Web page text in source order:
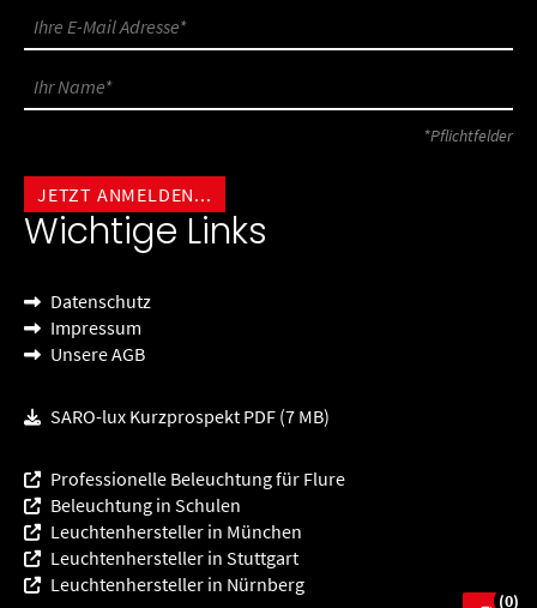
*Pflichtfelder
Wichtige Links
Datenschutz
Impressum
Unsere AGB
SARO-lux Kurzprospekt PDF (7 MB)
Professionelle Beleuchtung für Flure
Beleuchtung in Schulen
Leuchtenhersteller in München
Leuchtenhersteller in Stuttgart
Leuchtenhersteller in Nürnberg
(0)